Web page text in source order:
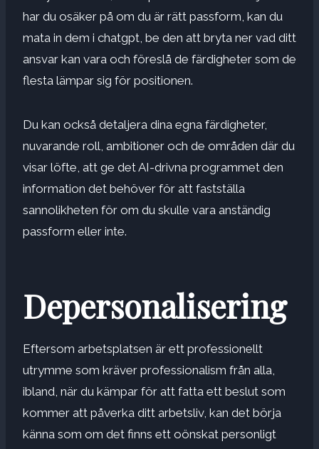
har du osäker på om du är rätt passform, kan du
mata in dem i chatgpt, be den att bryta ner vad ditt
ansvar kan vara och föreslå de färdigheter som de
flesta lämpar sig för positionen.
Du kan också detaljera dina egna färdigheter,
nuvarande roll, ambitioner och de områden där du
visar löfte, att ge det AI-drivna programmet den
information det behöver för att fastställa
sannolikheten för om du skulle vara anständig
passform eller inte.
Depersonalisering
Eftersom arbetsplatsen är ett professionellt
utrymme som kräver professionalism från alla,
ibland, när du kämpar för att fatta ett beslut som
kommer att påverka ditt arbetsliv, kan det börja
känna som om det finns ett oönskat personligt